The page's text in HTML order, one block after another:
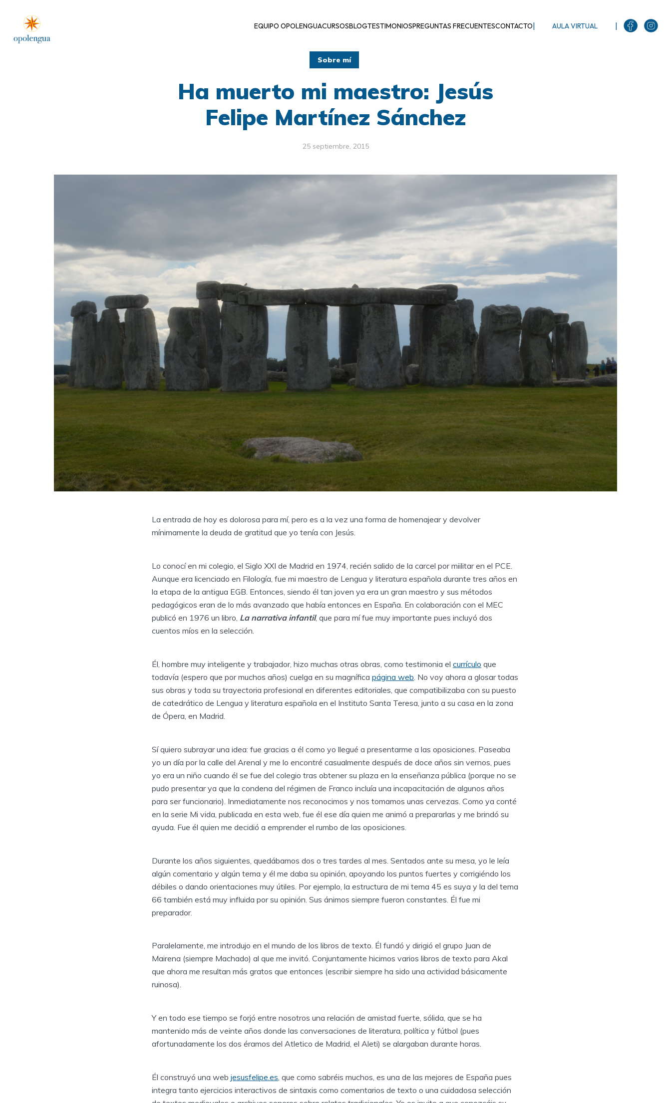
EQUIPO OPOLENGUACURSOSBLOGTESTIMONIOSPREGUNTAS FRECUENTESCONTACTO| AULA VIRTUAL |
Sobre mí
Ha muerto mi maestro: Jesús
Felipe Martínez Sánchez
25 septiembre, 2015
La entrada de hoy es dolorosa para mí, pero es a la vez una forma de homenajear y devolver
mínimamente la deuda de gratitud que yo tenía con Jesús.
Lo conocí en mi colegio, el Siglo XXI de Madrid en 1974, recién salido de la carcel por miilitar en el PCE.
Aunque era licenciado en Filología, fue mi maestro de Lengua y literatura española durante tres años en
la etapa de la antigua EGB. Entonces, siendo él tan joven ya era un gran maestro y sus métodos
pedagógicos eran de lo más avanzado que había entonces en España. En colaboración con el MEC
publicó en 1976 un libro, La narrativa infantil, que para mí fue muy importante pues incluyó dos
cuentos míos en la selección.
Él, hombre muy inteligente y trabajador, hizo muchas otras obras, como testimonia el currículo que
todavía (espero que por muchos años) cuelga en su magnífica página web. No voy ahora a glosar todas
sus obras y toda su trayectoria profesional en diferentes editoriales, que compatibilizaba con su puesto
de catedrático de Lengua y literatura española en el Instituto Santa Teresa, junto a su casa en la zona
de Ópera, en Madrid.
Sí quiero subrayar una idea: fue gracias a él como yo llegué a presentarme a las oposiciones. Paseaba
yo un día por la calle del Arenal y me lo encontré casualmente después de doce años sin vernos, pues
yo era un niño cuando él se fue del colegio tras obtener su plaza en la enseñanza pública (porque no se
pudo presentar ya que la condena del régimen de Franco incluía una incapacitación de algunos años
para ser funcionario). Inmediatamente nos reconocimos y nos tomamos unas cervezas. Como ya conté
en la serie Mi vida, publicada en esta web, fue él ese día quien me animó a prepararlas y me brindó su
ayuda. Fue él quien me decidió a emprender el rumbo de las oposiciones.
Durante los años siguientes, quedábamos dos o tres tardes al mes. Sentados ante su mesa, yo le leía
algún comentario y algún tema y él me daba su opinión, apoyando los puntos fuertes y corrigiéndo los
débiles o dando orientaciones muy útiles. Por ejemplo, la estructura de mi tema 45 es suya y la del tema
66 también está muy influida por su opinión. Sus ánimos siempre fueron constantes. Él fue mi
preparador.
Paralelamente, me introdujo en el mundo de los libros de texto. Él fundó y dirigió el grupo Juan de
Mairena (siempre Machado) al que me invitó. Conjuntamente hicimos varios libros de texto para Akal
que ahora me resultan más gratos que entonces (escribir siempre ha sido una actividad básicamente
ruinosa).
Y en todo ese tiempo se forjó entre nosotros una relación de amistad fuerte, sólida, que se ha
mantenido más de veinte años donde las conversaciones de literatura, política y fútbol (pues
afortunadamente los dos éramos del Atletico de Madrid, el Aleti) se alargaban durante horas.
Él construyó una web jesusfelipe.es, que como sabréis muchos, es una de las mejores de España pues
integra tanto ejercicios interactivos de sintaxis como comentarios de texto o una cuidadosa selección